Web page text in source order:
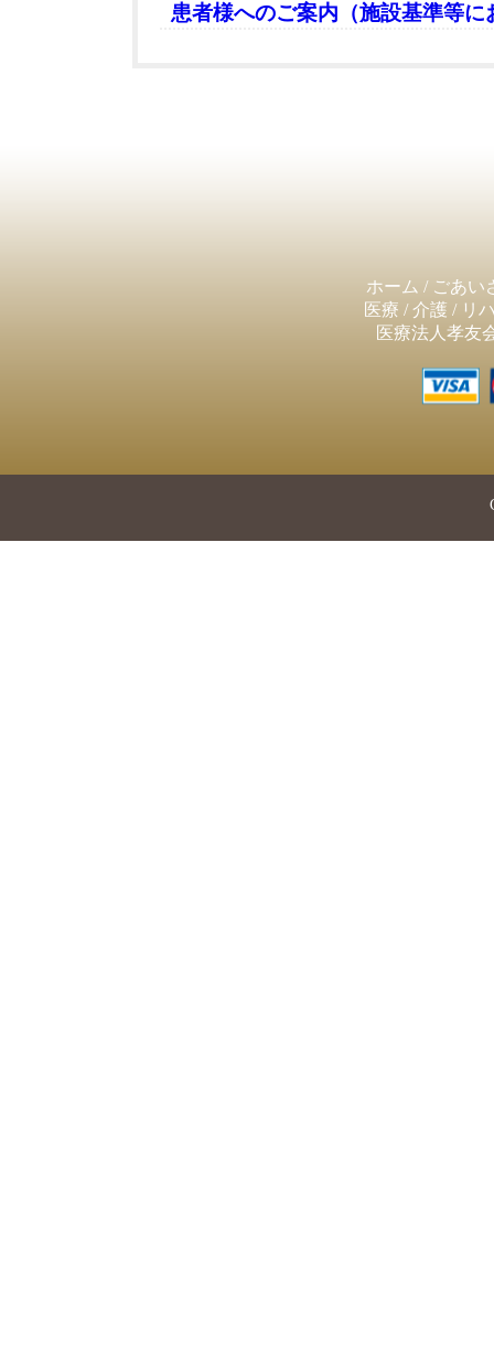
患者様へのご案内（施設基準等に
ホーム / ごあい
医療 /介護 / リ
医療法人孝友